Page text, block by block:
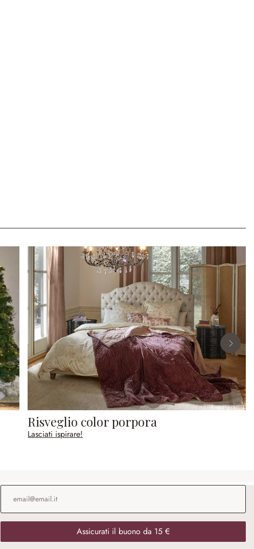
Risveglio color porpora
Lasciati ispirare!
Indirizzo e-mail
Assicurati il buono da 15 €